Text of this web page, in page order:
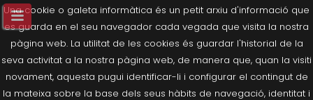
Una cookie o galeta informàtica és un petit arxiu d'informació que
es guarda en el seu navegador cada vegada que visita la nostra
pàgina web. La utilitat de les cookies és guardar l'historial de la
seva activitat a la nostra pàgina web, de manera que, quan la visiti
novament, aquesta pugui identificar-li i configurar el contingut de
la mateixa sobre la base dels seus hàbits de navegació, identitat i